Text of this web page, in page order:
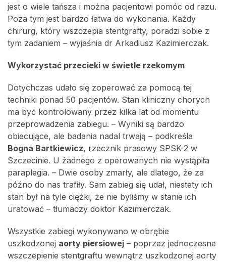
jest o wiele tańsza i można pacjentowi pomóc od razu.
Poza tym jest bardzo łatwa do wykonania. Każdy
chirurg, który wszczepia stentgrafty, poradzi sobie z
tym zadaniem – wyjaśnia dr Arkadiusz Kazimierczak.
Wykorzystać przecieki w świetle rzekomym
Dotychczas udało się zoperować za pomocą tej
techniki ponad 50 pacjentów. Stan kliniczny chorych
ma być kontrolowany przez kilka lat od momentu
przeprowadzenia zabiegu. – Wyniki są bardzo
obiecujące, ale badania nadal trwają – podkreśla
Bogna Bartkiewicz, rzecznik prasowy SPSK-2 w
Szczecinie. U żadnego z operowanych nie wystąpiła
paraplegia. – Dwie osoby zmarły, ale dlatego, że za
późno do nas trafiły. Sam zabieg się udał, niestety ich
stan był na tyle ciężki, że nie byliśmy w stanie ich
uratować – tłumaczy doktor Kazimierczak.
Wszystkie zabiegi wykonywano w obrębie
uszkodzonej aorty piersiowej – poprzez jednoczesne
wszczepienie stentgraftu wewnątrz uszkodzonej aorty